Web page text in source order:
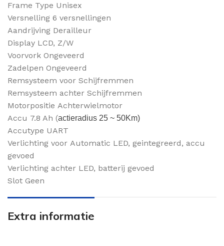
Frame Type Unisex
Versnelling 6 versnellingen
Aandrijving Derailleur
Display LCD, Z/W
Voorvork Ongeveerd
Zadelpen Ongeveerd
Remsysteem voor Schijfremmen
Remsysteem achter Schijfremmen
Motorpositie Achterwielmotor
Accu 7.8 Ah (actieradius 25 ~ 50Km)
Accutype UART
Verlichting voor Automatic LED, geintegreerd, accu
gevoed
Verlichting achter LED, batterij gevoed
Slot Geen
Extra informatie